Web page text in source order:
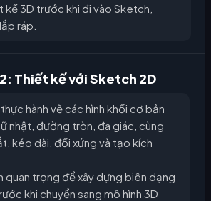
3D trước khi đi vào Sketch,
ráp.
Thiết kế với Sketch 2D
hành vẽ các hình khối cơ bản
nhật, đường tròn, đa giác, cùng
kéo dài, đối xứng và tạo kích
quan trọng để xây dựng biên dạng
khi chuyển sang mô hình 3D